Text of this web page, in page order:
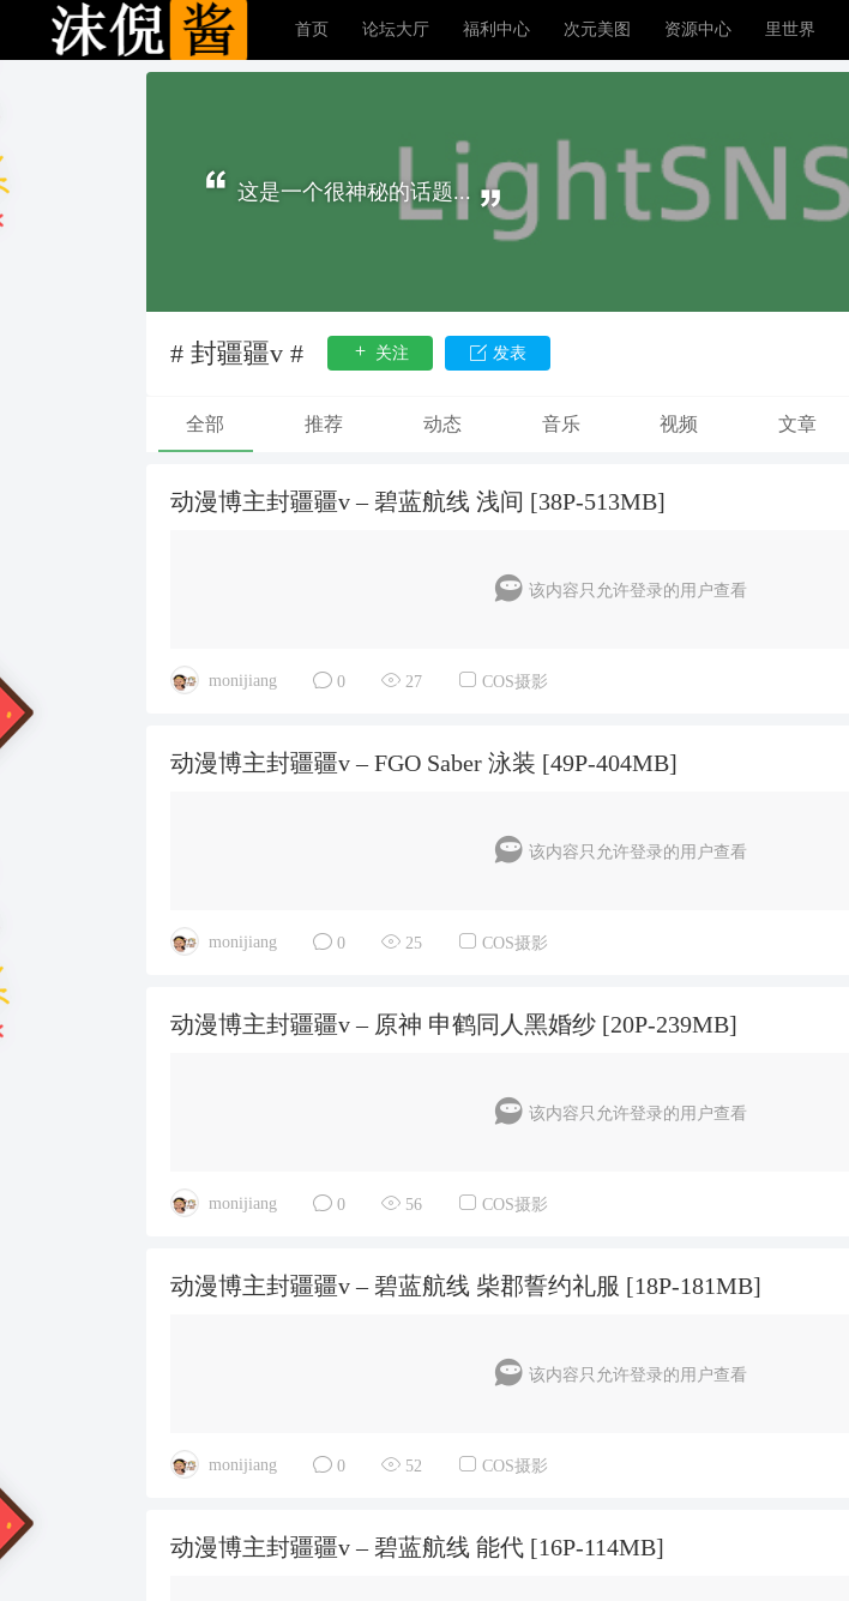
首页 论坛大厅 福利中心 次元美图 资源中心 里世界
这是一个很神秘的话题...
# 封疆疆v # 关注 发表
全部 推荐 动态 音乐 视频 文章
动漫博主封疆疆v – 碧蓝航线 浅间 [38P-513MB]
该内容只允许登录的用户查看
monijiang 0 27 COS摄影
动漫博主封疆疆v – FGO Saber 泳装 [49P-404MB]
该内容只允许登录的用户查看
monijiang 0 25 COS摄影
动漫博主封疆疆v – 原神 申鹤同人黑婚纱 [20P-239MB]
该内容只允许登录的用户查看
monijiang 0 56 COS摄影
动漫博主封疆疆v – 碧蓝航线 柴郡誓约礼服 [18P-181MB]
该内容只允许登录的用户查看
monijiang 0 52 COS摄影
动漫博主封疆疆v – 碧蓝航线 能代 [16P-114MB]